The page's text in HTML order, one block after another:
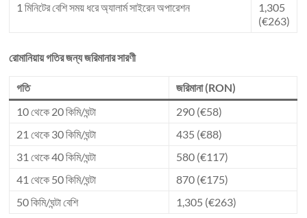
1 মিনিটের বেশি সময় ধরে অ্যালার্ম সাইরেন অপারেশন
1,305
(€263)
রোমানিয়ায় গতির জন্য জরিমানার সারণী
গতি
জরিমানা (RON)
10 থেকে 20 কিমি/ঘন্টা
290 (€58)
21 থেকে 30 কিমি/ঘন্টা
435 (€88)
31 থেকে 40 কিমি/ঘন্টা
580 (€117)
41 থেকে 50 কিমি/ঘন্টা
870 (€175)
50 কিমি/ঘন্টা বেশি
1,305 (€263)